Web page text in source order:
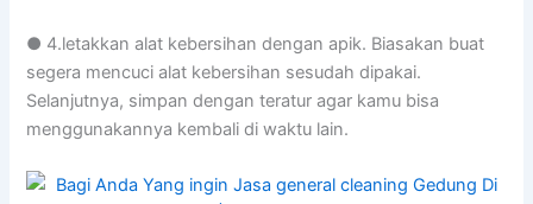
● 4.letakkan alat kebersihan dengan apik. Biasakan buat
segera mencuci alat kebersihan sesudah dipakai.
Selanjutnya, simpan dengan teratur agar kamu bisa
menggunakannya kembali di waktu lain.